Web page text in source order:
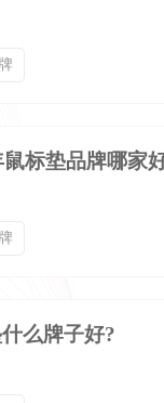
鼠标垫品牌哪家
么牌子好?